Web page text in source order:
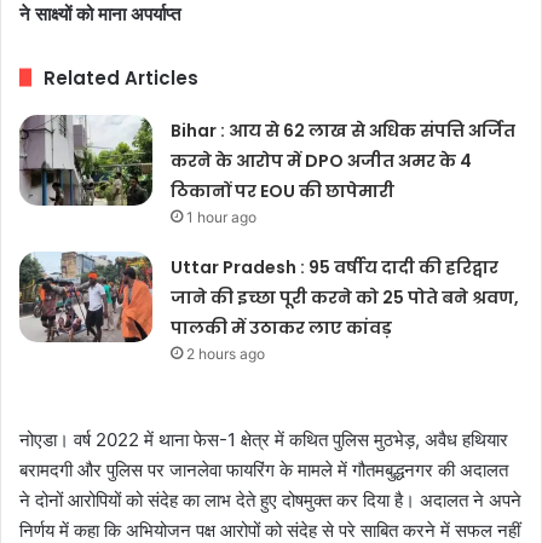
ने साक्ष्यों को माना अपर्याप्त
Related Articles
Bihar : आय से 62 लाख से अधिक संपत्ति अर्जित
करने के आरोप में DPO अजीत अमर के 4
ठिकानों पर EOU की छापेमारी
1 hour ago
Uttar Pradesh : 95 वर्षीय दादी की हरिद्वार
जाने की इच्छा पूरी करने को 25 पोते बने श्रवण,
पालकी में उठाकर लाए कांवड़
2 hours ago
नोएडा। वर्ष 2022 में थाना फेस-1 क्षेत्र में कथित पुलिस मुठभेड़, अवैध हथियार
बरामदगी और पुलिस पर जानलेवा फायरिंग के मामले में गौतमबुद्धनगर की अदालत
ने दोनों आरोपियों को संदेह का लाभ देते हुए दोषमुक्त कर दिया है। अदालत ने अपने
निर्णय में कहा कि अभियोजन पक्ष आरोपों को संदेह से परे साबित करने में सफल नहीं